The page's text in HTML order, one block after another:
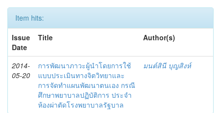
Item hits:
Issue
Date
Title Author(s)
2014-
05-20
การพัฒนาภาวะผู้นำโดยการใช้
แบบประเมินทางจิตวิทยาและ
การจัดทำแผนพัฒนาตนเอง กรณี
ศึกษาพยาบาลปฏิบัติการ ประจำ
ห้องผ่าตัดโรงพยาบาลรัฐบาล
มนต์สินี บุญสิงห์